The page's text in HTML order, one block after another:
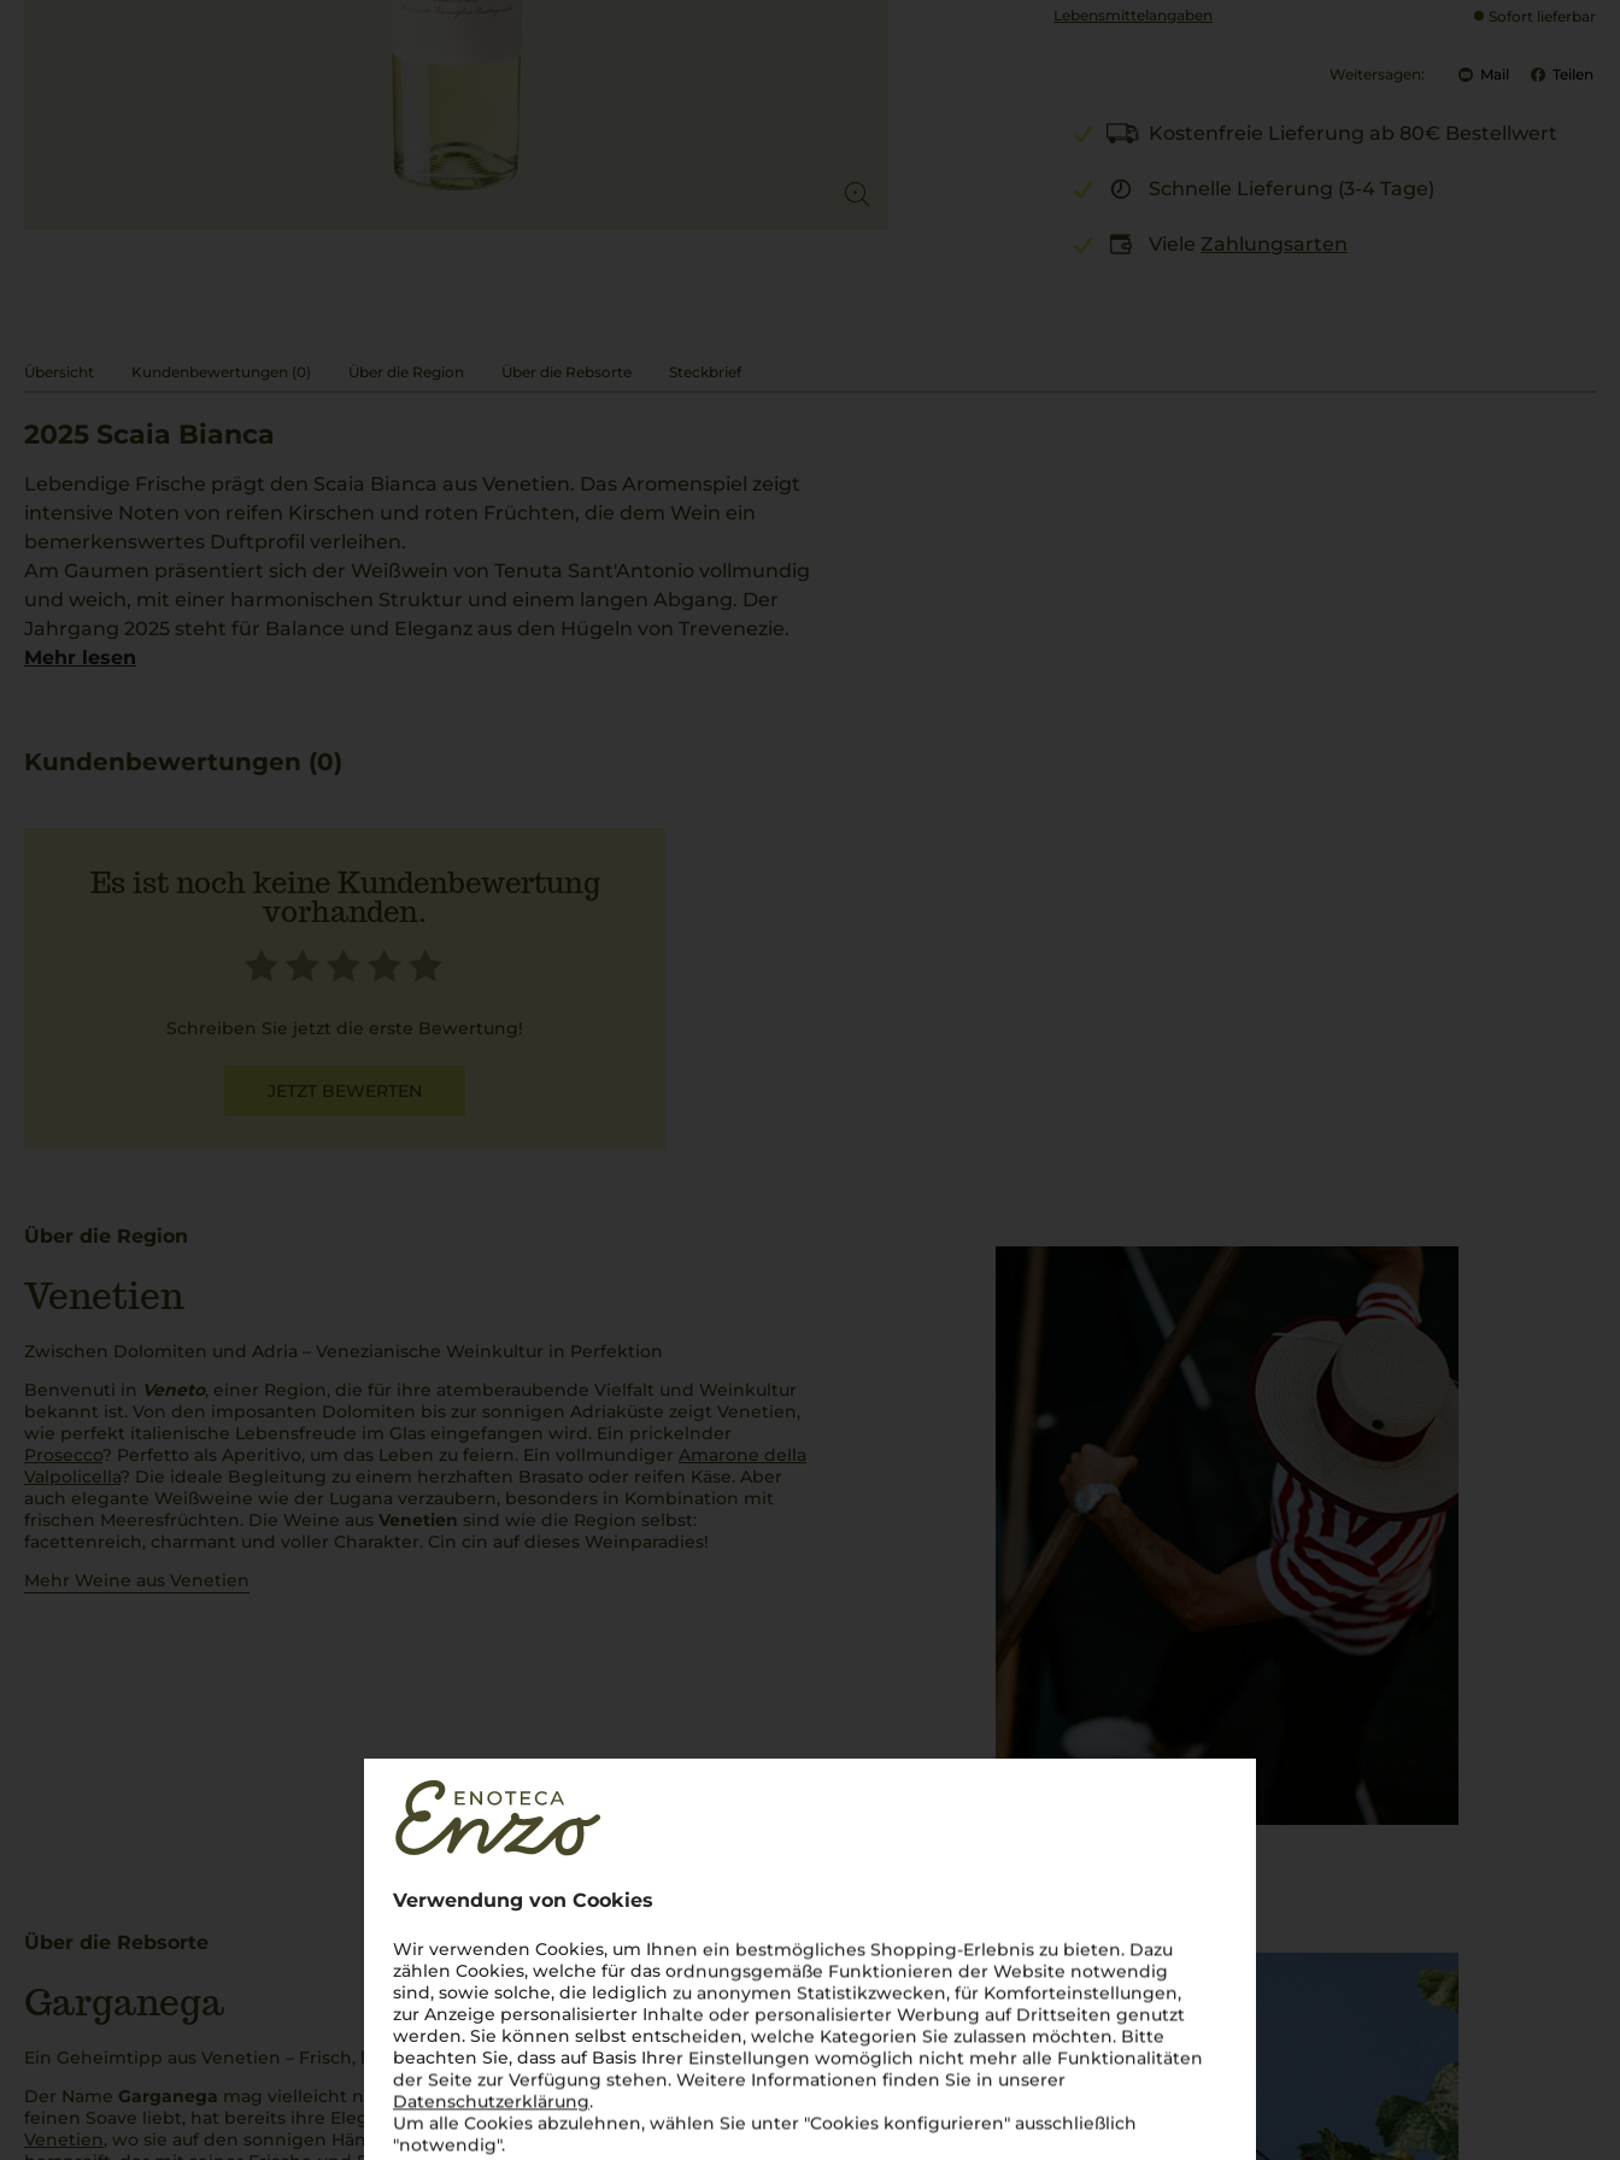
Verwendung von Cookies
Wir verwenden Cookies, um Ihnen ein bestmögliches Shopping-Erlebnis zu bieten. Dazu
zählen Cookies, welche für das ordnungsgemäße Funktionieren der Website notwendig
sind, sowie solche, die lediglich zu anonymen Statistikzwecken, für Komforteinstellungen,
zur Anzeige personalisierter Inhalte oder personalisierter Werbung auf Drittseiten genutzt
werden. Sie können selbst entscheiden, welche Kategorien Sie zulassen möchten. Bitte
beachten Sie, dass auf Basis Ihrer Einstellungen womöglich nicht mehr alle Funktionalitäten
der Seite zur Verfügung stehen. Weitere Informationen finden Sie in unserer
Datenschutzerklärung.
Um alle Cookies abzulehnen, wählen Sie unter "Cookies konfigurieren" ausschließlich
"notwendig".
Lebensmittel­angaben Sofort lieferbar
Weitersagen: Mail Teilen
Kostenfreie Lieferung ab 80€ Bestellwert
Schnelle Lieferung (3-4 Tage)
Viele Zahlungsarten
Übersicht Kundenbewertungen (0) Über die Region Über die Rebsorte Steckbrief
2025 Scaia Bianca
Lebendige Frische prägt den Scaia Bianca aus Venetien. Das Aromenspiel zeigt
intensive Noten von reifen Kirschen und roten Früchten, die dem Wein ein
bemerkenswertes Duftprofil verleihen.
Am Gaumen präsentiert sich der Weißwein von Tenuta Sant'Antonio vollmundig
und weich, mit einer harmonischen Struktur und einem langen Abgang. Der
Jahrgang 2025 steht für Balance und Eleganz aus den Hügeln von Trevenezie.
Die Brüder Castagnedi bringen hier eine neue Ausdrucksform klassischer
Mehr lesen
Kundenbewertungen (0)
Es ist noch keine Kundenbewertung
vorhanden.
Schreiben Sie jetzt die erste Bewertung!
JETZT BEWERTEN
Über die Region
Venetien
Zwischen Dolomiten und Adria – Venezianische Weinkultur in Perfektion
Benvenuti in Veneto, einer Region, die für ihre atemberaubende Vielfalt und Weinkultur
bekannt ist. Von den imposanten Dolomiten bis zur sonnigen Adriaküste zeigt Venetien,
wie perfekt italienische Lebensfreude im Glas eingefangen wird. Ein prickelnder
Prosecco? Perfetto als Aperitivo, um das Leben zu feiern. Ein vollmundiger Amarone della
Valpolicella? Die ideale Begleitung zu einem herzhaften Brasato oder reifen Käse. Aber
auch elegante Weißweine wie der Lugana verzaubern, besonders in Kombination mit
frischen Meeresfrüchten. Die Weine aus Venetien sind wie die Region selbst:
facettenreich, charmant und voller Charakter. Cin cin auf dieses Weinparadies!
Mehr Weine aus Venetien
Über die Rebsorte
Garganega
Ein Geheimtipp aus Venetien – Frisch, leicht und unverkennbar italienisch
Der Name Garganega mag vielleicht nicht jedem sofort bekannt sein, doch wer den
feinen Soave liebt, hat bereits ihre Eleganz im Glas erlebt. Diese Rebsorte gedeiht in
Venetien, wo sie auf den sonnigen Hängen und fruchtbaren Böden zu einem